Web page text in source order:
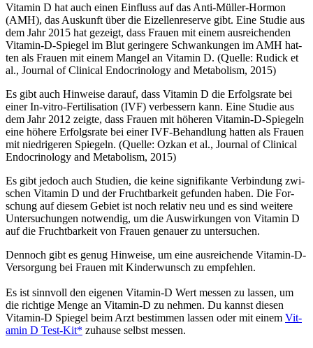
Vit­amin D hat auch einen Ein­fluss auf das Anti-Mül­ler-Hor­mon
(AMH), das Aus­kunft über die Eizel­len­re­ser­ve gibt. Eine Stu­die aus
dem Jahr 2015 hat gezeigt, dass Frau­en mit einem aus­rei­chen­den
Vit­amin-D-Spie­gel im Blut gerin­ge­re Schwan­kun­gen im AMH hat­
ten als Frau­en mit einem Man­gel an Vit­amin D. (Quel­le: Rudick et
al., Jour­nal of Cli­ni­cal Endo­cri­no­lo­gy and Meta­bo­lism, 2015)
Es gibt auch Hin­wei­se dar­auf, dass Vit­amin D die Erfolgs­ra­te bei
einer In-vitro-Fer­ti­li­sa­ti­on (IVF) ver­bes­sern kann. Eine Stu­die aus
dem Jahr 2012 zeig­te, dass Frau­en mit höhe­ren Vit­amin-D-Spie­geln
eine höhe­re Erfolgs­ra­te bei einer IVF-Behand­lung hat­ten als Frau­en
mit nied­ri­ge­ren Spie­geln. (Quel­le: Ozkan et al., Jour­nal of Cli­ni­cal
Endo­cri­no­lo­gy and Meta­bo­lism, 2015)
Es gibt jedoch auch Stu­di­en, die kei­ne signi­fi­kan­te Ver­bin­dung zwi­
schen Vit­amin D und der Frucht­bar­keit gefun­den haben. Die For­
schung auf die­sem Gebiet ist noch rela­tiv neu und es sind wei­te­re
Unter­su­chun­gen not­wen­dig, um die Aus­wir­kun­gen von Vit­amin D
auf die Frucht­bar­keit von Frau­en genau­er zu unter­su­chen.
Den­noch gibt es genug Hin­wei­se, um eine aus­rei­chen­de Vit­amin-D-
Ver­sor­gung bei Frau­en mit Kin­der­wunsch zu emp­feh­len.
Es ist sinn­voll den eige­nen Vitamin‑D Wert mes­sen zu las­sen, um
die rich­ti­ge Men­ge an Vitamin‑D zu neh­men. Du kannst die­sen
Vitamin‑D Spie­gel beim Arzt bestim­men las­sen oder mit einem Vit­
amin D Test-Kit* zuhau­se selbst mes­sen.